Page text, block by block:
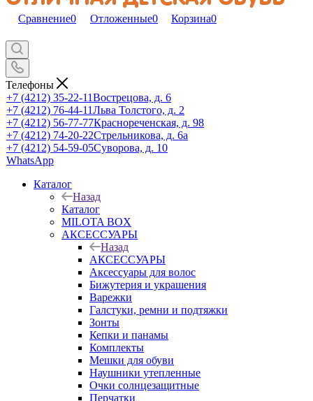
Сравнение0 Отложенные0 Корзина0
Телефоны
+7 (4212) 35-22-11Вострецова, д. 6
+7 (4212) 76-44-11Льва Толстого, д. 2
+7 (4212) 56-77-77Краснореченская, д. 98
+7 (4212) 74-20-22Стрельникова, д. 6а
+7 (4212) 54-59-05Суворова, д. 10
WhatsApp
Каталог
Назад
Каталог
MILOTA BOX
АКСЕССУАРЫ
Назад
АКСЕССУАРЫ
Аксессуары для волос
Бижутерия и украшения
Варежки
Галстуки, ремни и подтяжки
Зонты
Кепки и панамы
Комплекты
Мешки для обуви
Наушники утепленные
Очки солнцезащитные
Перчатки